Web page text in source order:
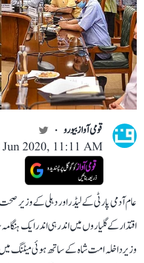
قومی آواز بیورو
2020, 11:11 AM
عام آدمی پارٹی کے لیڈر اور دہلی کے وزیر
اقتدار کے گلیاروں میں اندر ہی اندر ایک
وزیر داخلہ امت شاہ کے ساتھ ہوئی میٹنگ